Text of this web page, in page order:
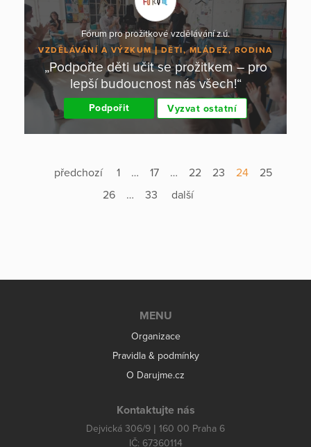
Fórum pro prožitkové vzdělávání z.ú.
VZDĚLÁVÁNÍ A VÝZKUM DĚTI, MLÁDEŽ, RODINA
„Podpořte děti učit se prožitkem – pro
lepší budoucnost nás všech!“
Podpořit Vyzvat ostatní
předchozí 1 … 17 … 22 23 24
25
26
… 33 další
MENU
Organizace
Pravidla & podmínky
O Darujme.cz
Kontaktujte nás
Dejvická 306/9 | 160 00 Praha 6
IČ: 67360114